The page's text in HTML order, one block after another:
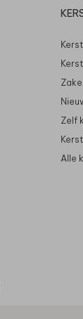
Zelf
Alle